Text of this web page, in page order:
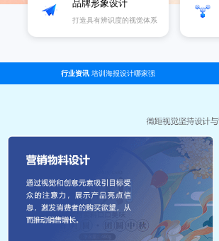
品牌形象设计
打造具有辨识度的视觉体系
行业资讯 培训海报设计哪家强